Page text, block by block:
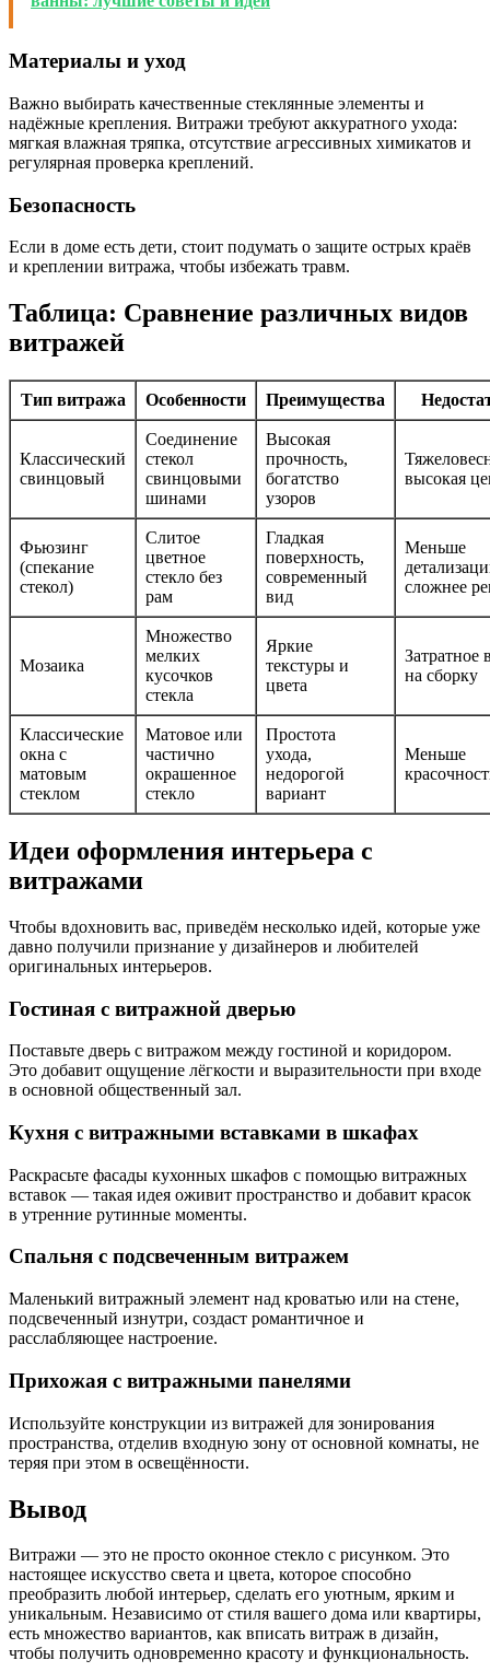
Материалы и уход
Важно выбирать качественные стеклянные элементы и
надёжные крепления. Витражи требуют аккуратного ухода:
мягкая влажная тряпка, отсутствие агрессивных химикатов и
регулярная проверка креплений.
Безопасность
Если в доме есть дети, стоит подумать о защите острых краёв
и креплении витража, чтобы избежать травм.
Таблица: Сравнение различных видов
витражей
Тип витража Особенности Преимущества
Классический
свинцовый
Соединение
стекол
свинцовыми
шинами
Высокая
прочность,
богатство
узоров
высокая
Фьюзинг
(спекание
стекол)
Слитое
цветное
стекло без
рам
Гладкая
поверхность,
современный
вид
Меньше
сложнее
Мозаика
Множество
мелких
кусочков
стекла
Яркие
текстуры и
цвета
Затратное
на сборку
Классические
окна с
матовым
стеклом
Матовое или
частично
окрашенное
стекло
Простота
ухода,
недорогой
вариант
Меньше
Идеи оформления интерьера с
витражами
Чтобы вдохновить вас, приведём несколько идей, которые уже
давно получили признание у дизайнеров и любителей
оригинальных интерьеров.
Гостиная с витражной дверью
Поставьте дверь с витражом между гостиной и коридором.
Это добавит ощущение лёгкости и выразительности при входе
в основной общественный зал.
Кухня с витражными вставками в шкафах
Раскрасьте фасады кухонных шкафов с помощью витражных
вставок — такая идея оживит пространство и добавит красок
в утренние рутинные моменты.
Спальня с подсвеченным витражем
Маленький витражный элемент над кроватью или на стене,
подсвеченный изнутри, создаст романтичное и
расслабляющее настроение.
Прихожая с витражными панелями
Используйте конструкции из витражей для зонирования
пространства, отделив входную зону от основной комнаты, не
теряя при этом в освещённости.
Вывод
Витражи — это не просто оконное стекло с рисунком. Это
настоящее искусство света и цвета, которое способно
преобразить любой интерьер, сделать его уютным, ярким и
уникальным. Независимо от стиля вашего дома или квартиры,
есть множество вариантов, как вписать витраж в дизайн,
чтобы получить одновременно красоту и функциональность.